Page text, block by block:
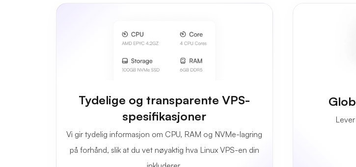
Tydelige og transparente VPS-
spesifikasjoner
Vi gir tydelig informasjon om CPU, RAM og NVMe-lagring
på forhånd, slik at du vet nøyaktig hva Linux VPS-en din